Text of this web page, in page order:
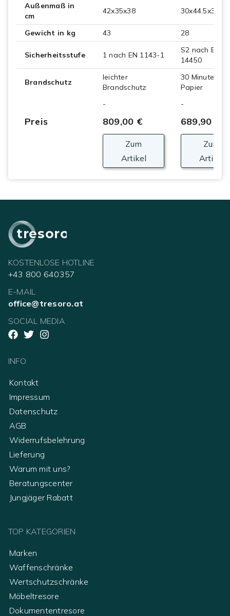
Außenmaß in
cm
42x35x38 30x44.5x39
Gewicht in kg 43 28
Sicherheitsstufe 1 nach EN 1143-1
S2 nach EN
14450
Brandschutz
leichter
Brandschutz
30 Minuten
Papier
-
-
Preis 809,00 € 689,90 €
Zum
Artikel
Zum
Artikel
tresoro
KOSTENLOSE HOTLINE
+43 800 640357
E-MAIL
office@tresoro.at
SOCIAL MEDIA
INFO
Kontakt
Impressum
Datenschutz
AGB
Widerrufsbelehrung
Lieferung
Warum mit uns?
Beratungscenter
Jungjäger Rabatt
TOP KATEGORIEN
Marken
Waffenschränke
Wertschutzschränke
Möbeltresore
Dokumententresore